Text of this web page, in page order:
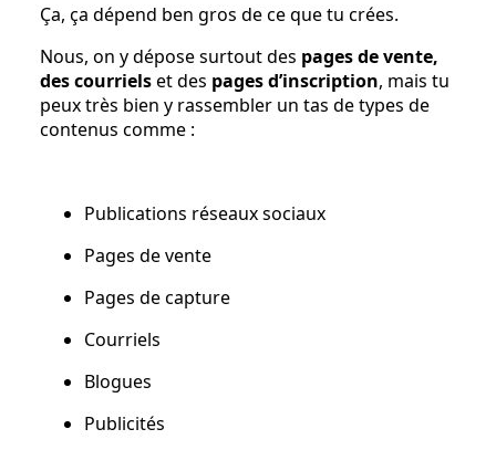
Ça, ça dépend ben gros de ce que tu crées.
Nous, on y dépose surtout des pages de vente,
des courrielset des pages d’inscription, mais tu
peux très bien y rassembler un tas de types de
contenus comme :
Publications réseaux sociaux
Pages de vente
Pages de capture
Courriels
Blogues
Publicités